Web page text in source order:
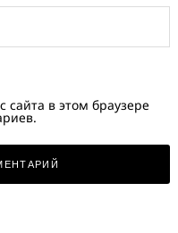
в этом браузере